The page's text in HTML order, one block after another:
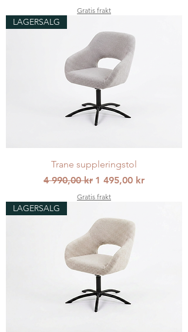
Gratis frakt
LAGERSALG
Trane suppleringstol
Vanlig pris
4 990,00 kr Salgspris
1 495,00 kr
Gratis frakt
LAGERSALG